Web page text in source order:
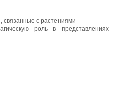
связанные с растениями
роль в представлениях